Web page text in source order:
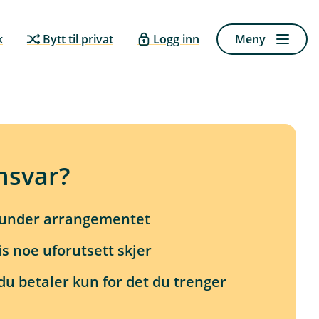
Bytt til privat Logg inn Meny
arrangementet
noe uforutsett skjer
betaler kun for det du trenger